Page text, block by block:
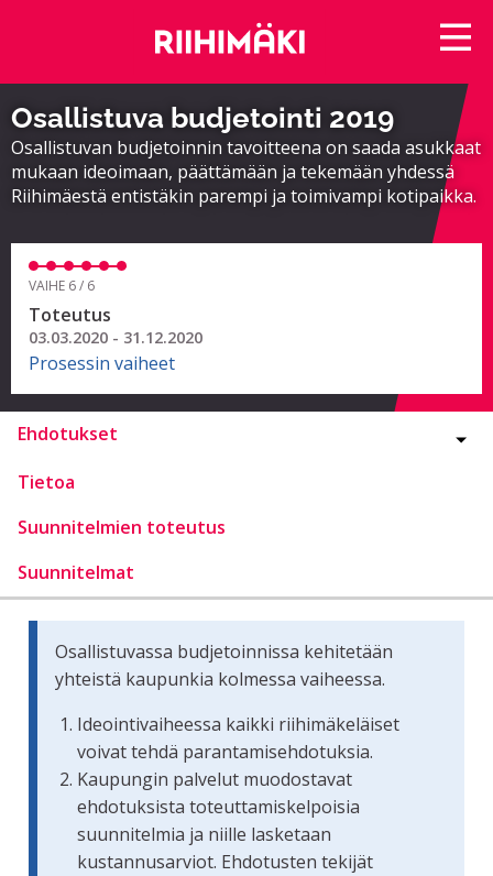
Osallistuva budjetointi 2019
Osallistuvan budjetoinnin tavoitteena on saada asukkaat
mukaan ideoimaan, päättämään ja tekemään yhdessä
Riihimäestä entistäkin parempi ja toimivampi kotipaikka.
VAIHE 6 / 6
Toteutus
03.03.2020 - 31.12.2020
Prosessin vaiheet
Ehdotukset
Tietoa
Suunnitelmien toteutus
Suunnitelmat
Osallistuvassa budjetoinnissa kehitetään
yhteistä kaupunkia kolmessa vaiheessa.
Ideointivaiheessa kaikki riihimäkeläiset
voivat tehdä parantamisehdotuksia.
Kaupungin palvelut muodostavat
ehdotuksista toteuttamiskelpoisia
suunnitelmia ja niille lasketaan
kustannusarviot. Ehdotusten tekijät